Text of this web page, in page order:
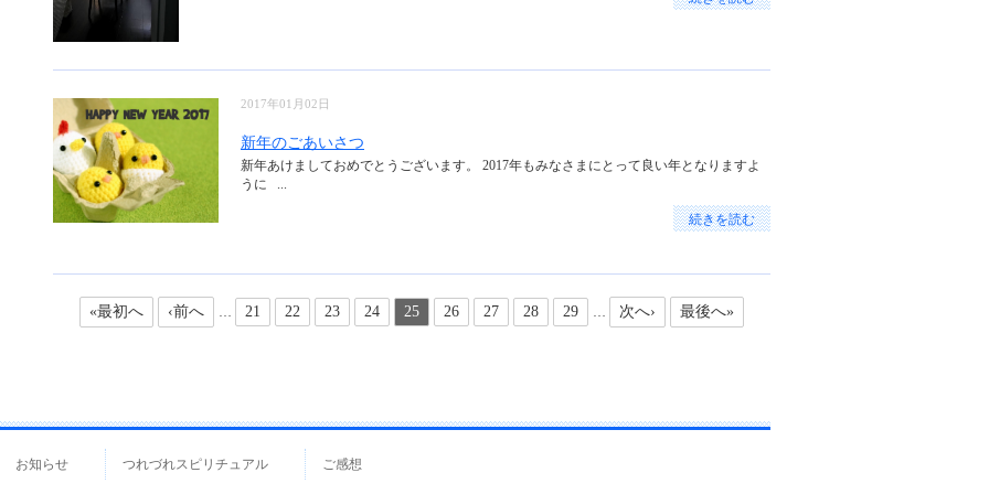
2017年01月02日
新年のごあいさつ
新年あけましておめでとうございます。 2017年もみなさまにとって良い年となりますよ
うに ...
続きを読む
«最初へ ‹前へ … 21 22 23 24 25 26 27 28 29 … 次へ› 最後へ»
お知らせ つれづれスピリチュアル ご感想